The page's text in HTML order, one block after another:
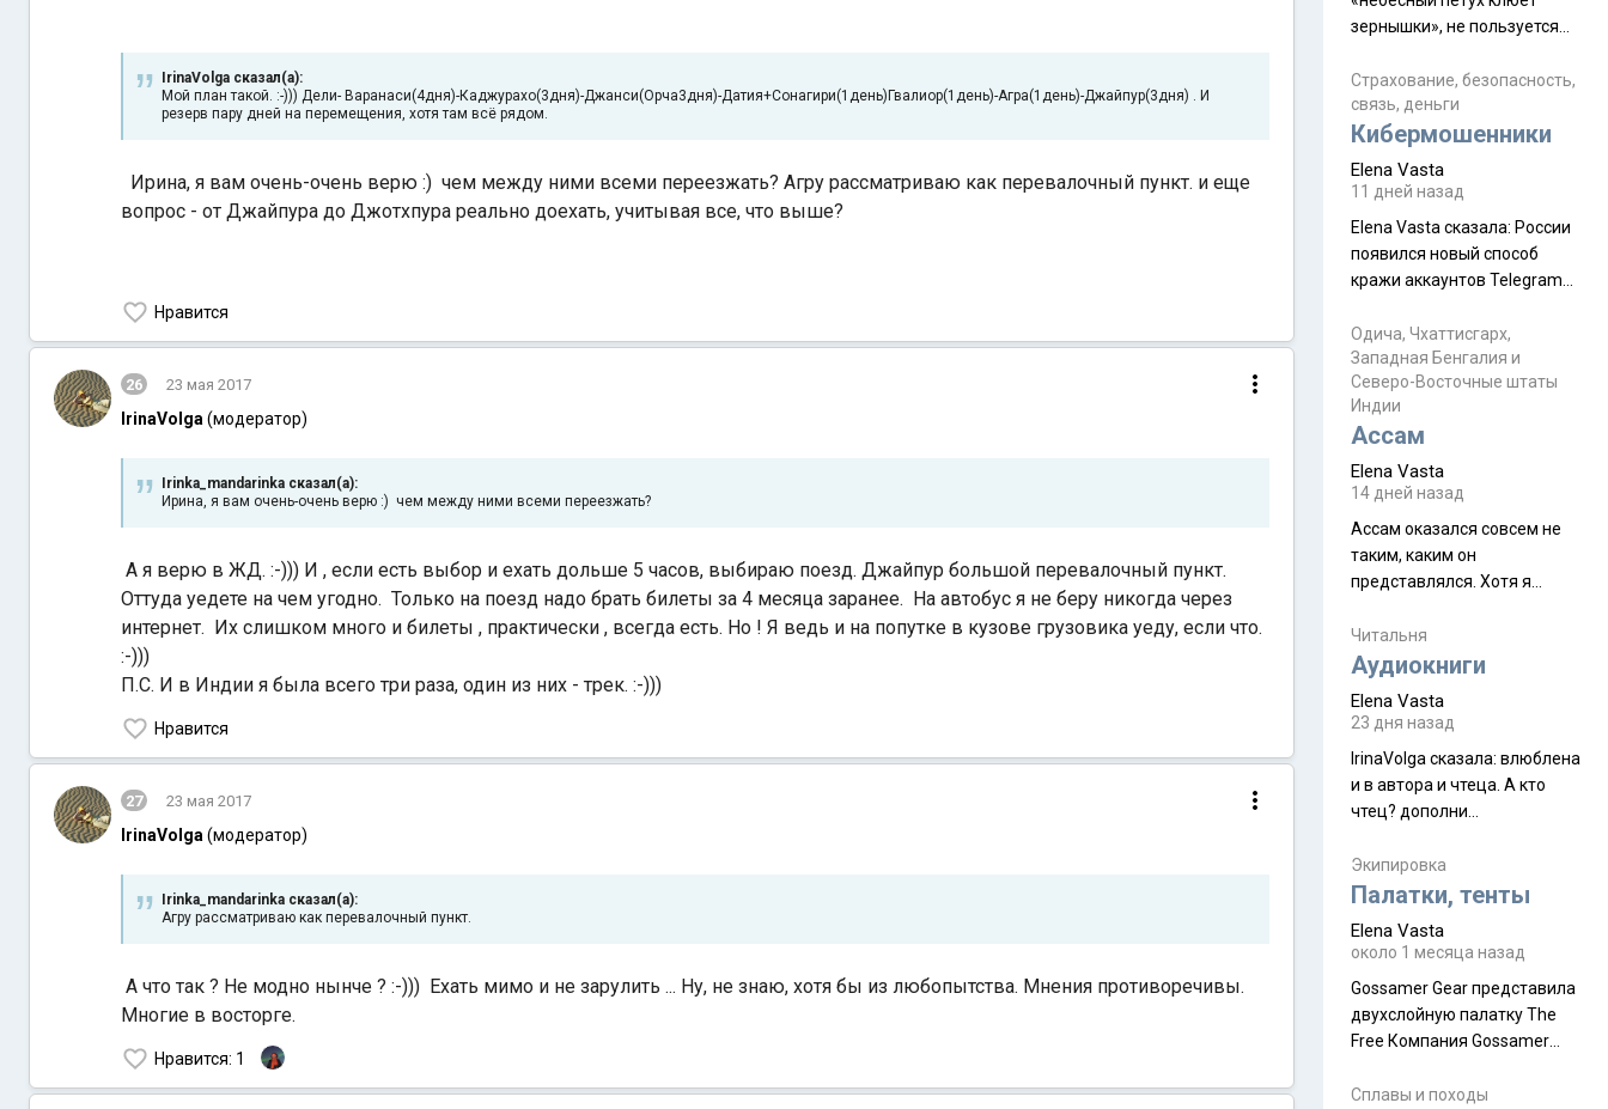
IrinaVolga сказал(а):
Мой план такой. :-))) Дели- Варанаси(4дня)-Каджурахо(3дня)-Джанси(Орча3дня)-Датия+Сонагири(1день)Гвалиор(1день)-Агра(1день)-Джайпур(3дня) . И
резерв пару дней на перемещения, хотя там всё рядом.
Ирина, я вам очень-очень верю :) чем между ними всеми переезжать? Агру рассматриваю как перевалочный пункт. и еще
вопрос - от Джайпура до Джотхпура реально доехать, учитывая все, что выше?
Нравится
26 23 мая 2017
IrinaVolga (модератор)
Irinka_mandarinka сказал(а):
Ирина, я вам очень-очень верю :) чем между ними всеми переезжать?
А я верю в ЖД. :-))) И , если есть выбор и ехать дольше 5 часов, выбираю поезд. Джайпур большой перевалочный пункт.
Оттуда уедете на чем угодно. Только на поезд надо брать билеты за 4 месяца заранее. На автобус я не беру никогда через
интернет. Их слишком много и билеты , практически , всегда есть. Но ! Я ведь и на попутке в кузове грузовика уеду, если что.
:-)))
П.С. И в Индии я была всего три раза, один из них - трек. :-)))
Нравится
27 23 мая 2017
IrinaVolga (модератор)
Irinka_mandarinka сказал(а):
Агру рассматриваю как перевалочный пункт.
А что так ? Не модно нынче ? :-))) Ехать мимо и не зарулить ... Ну, не знаю, хотя бы из любопытства. Мнения противоречивы.
Многие в восторге.
Нравится: 1
зернышки», не пользуется
заслужено, и чтобы попасть
на начало тропы показали
водителю карту, иначе
Пошли туда, потому что я
отзывов. По мне – сплошная
физуха, долгий спуск, потом
подъем по этому же пути.
Пока
Страхование, безопасность,
связь, деньги
Кибермошенники
Elena Vasta
11 дней назад
Elena Vasta сказалa: России
появился новый способ
кражи аккаунтов Telegram
Прочитайте! У моих двух
знакомых вот так увели
аккаунты
Одича, Чхаттисгарх,
Западная Бенгалия и
Северо-Восточные штаты
Индии
Ассам
Elena Vasta
14 дней назад
Ассам оказался совсем не
таким, каким он
представлялся. Хотя я
краешек, но все же схватила
ауру штата, как-то он меня
природа, мягкие
такая как бы переходная
ступень между привычной
нам Индией и остальными
надеюсь увидеть.
Читальня
Аудиокниги
Elena Vasta
23 дня назад
IrinaVolga сказалa: влюблена
и в автора и чтеца. А кто
чтец? дополни
Экипировка
Палатки, тенты
Elena Vasta
около 1 месяца назад
Gossamer Gear представила
двухслойную палатку The
Free Компания Gossamer
туристическую палатку The
Сплавы и походы